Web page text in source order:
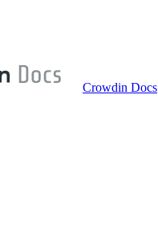
Crowdin Docs